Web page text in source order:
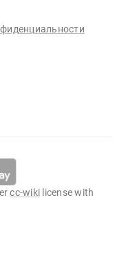
cc-wiki license with